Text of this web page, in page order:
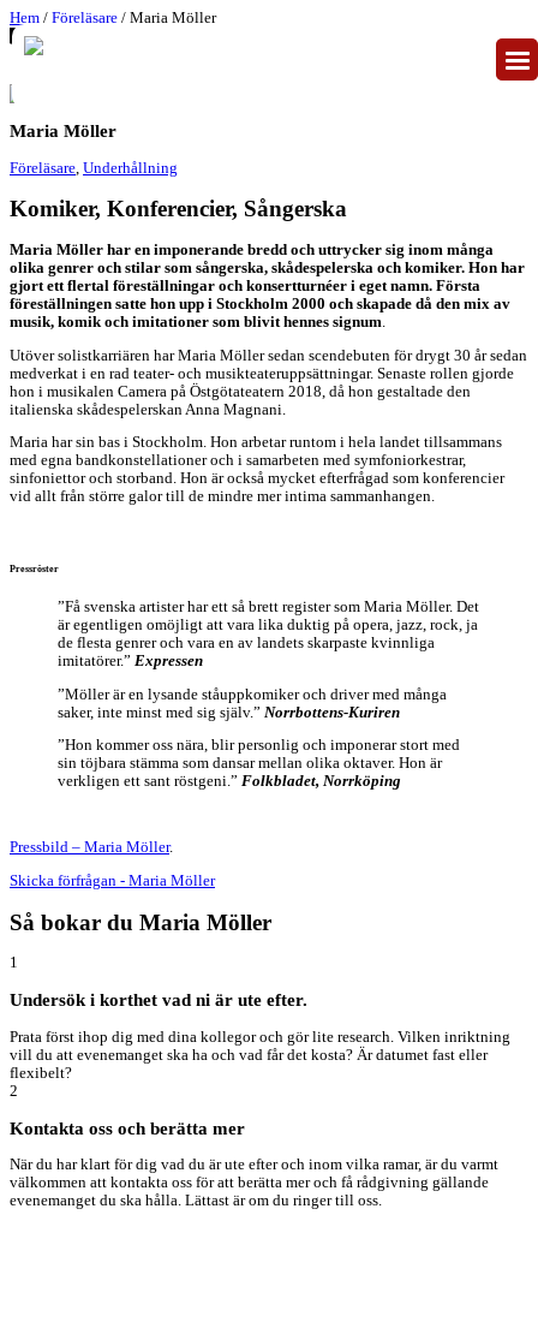
Hem / Föreläsare / Maria Möller
Maria Möller
Föreläsare Underhållning
Komiker, Konferencier, Sångerska
Maria Möller har en imponerande bredd och uttrycker sig inom många
olika genrer och stilar som sångerska, skådespelerska och komiker. Hon har
gjort ett flertal föreställningar och konsertturnéer i eget namn. Första
föreställningen satte hon upp i Stockholm 2000 och skapade då den mix av
musik, komik och imitationer som blivit hennes signum.
Utöver solistkarriären har Maria Möller sedan scendebuten för drygt 30 år sedan
medverkat i en rad teater- och musikteateruppsättningar. Senaste rollen gjorde
hon i musikalen Camera på Östgötateatern 2018, då hon gestaltade den
italienska skådespelerskan Anna Magnani.
Maria har sin bas i Stockholm. Hon arbetar runtom i hela landet tillsammans
med egna bandkonstellationer och i samarbeten med symfoniorkestrar,
sinfoniettor och storband. Hon är också mycket efterfrågad som konferencier
vid allt från större galor till de mindre mer intima sammanhangen.
Pressröster
”Få svenska artister har ett så brett register som Maria Möller. Det
är egentligen omöjligt att vara lika duktig på opera, jazz, rock, ja
de flesta genrer och vara en av landets skarpaste kvinnliga
imitatörer.” Expressen
”Möller är en lysande ståuppkomiker och driver med många
saker, inte minst med sig själv.” Norrbottens-Kuriren
”Hon kommer oss nära, blir personlig och imponerar stort med
sin töjbara stämma som dansar mellan olika oktaver. Hon är
verkligen ett sant röstgeni.” Folkbladet, Norrköping
Pressbild – Maria Möller.
Skicka förfrågan - Maria Möller
Så bokar du Maria Möller
1
Undersök i korthet vad ni är ute efter.
Prata först ihop dig med dina kollegor och gör lite research. Vilken inriktning
vill du att evenemanget ska ha och vad får det kosta? Är datumet fast eller
flexibelt?
2
Kontakta oss och berätta mer
När du har klart för dig vad du är ute efter och inom vilka ramar, är du varmt
välkommen att kontakta oss för att berätta mer och få rådgivning gällande
evenemanget du ska hålla. Lättast är om du ringer till oss.